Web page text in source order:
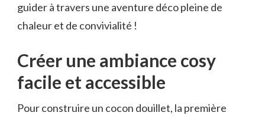
guider à travers une aventure déco pleine de
chaleur et de convivialité !
Créer une ambiance cosy
facile et accessible
Pour construire un cocon douillet, la première